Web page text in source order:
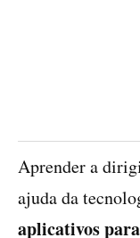
Aprender a
ajuda da
aplicativos